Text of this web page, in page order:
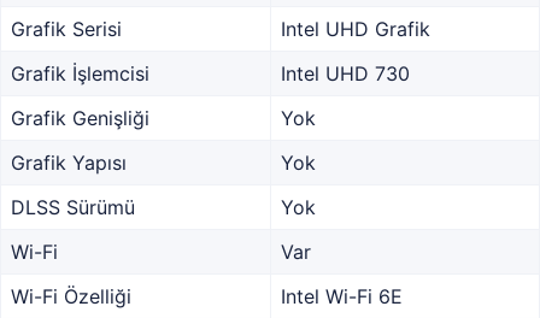
Grafik Serisi
Intel UHD Grafik
Grafik İşlemcisi
Intel UHD 730
Grafik Genişliği
Yok
Grafik Yapısı
Yok
DLSS Sürümü
Yok
Wi-Fi
Var
Wi-Fi Özelliği
Intel Wi-Fi 6E